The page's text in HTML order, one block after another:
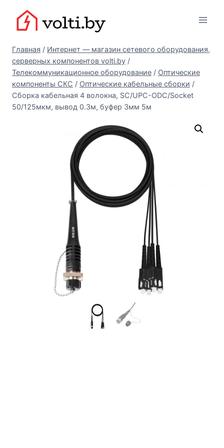
содержимому
Главная / Интернет — магазин сетевого оборудования,
серверных компонентов volti.by /
Телекоммуникационное оборудование / Оптические
компоненты СКС / Оптические кабельные сборки /
Сборка кабельная 4 волокна, SC/UPC-ODC/Socket
50/125мкм, вывод 0.3м, буфер 3мм 5м